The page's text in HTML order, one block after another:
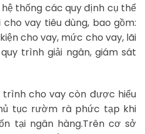
thống các quy định cụ thể
vay tiêu dùng, bao gồm:
cho vay, mức cho vay, lãi
trình giải ngân, giám sát
trình cho vay còn được hiểu
tục rườm rà phức tạp khi
tại ngân hàng.Trên cơ sở